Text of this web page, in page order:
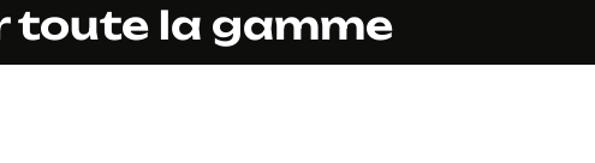
toute la gamme